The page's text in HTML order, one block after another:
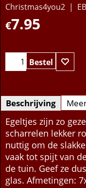
Christmas4you2
€7.95
Bestel
Beschrijving
Egeltjes zijn zo
scharrelen lekker
nuttig om de
vaak tot spijt van
de tuin. Geef ze
glas. Afmetingen: